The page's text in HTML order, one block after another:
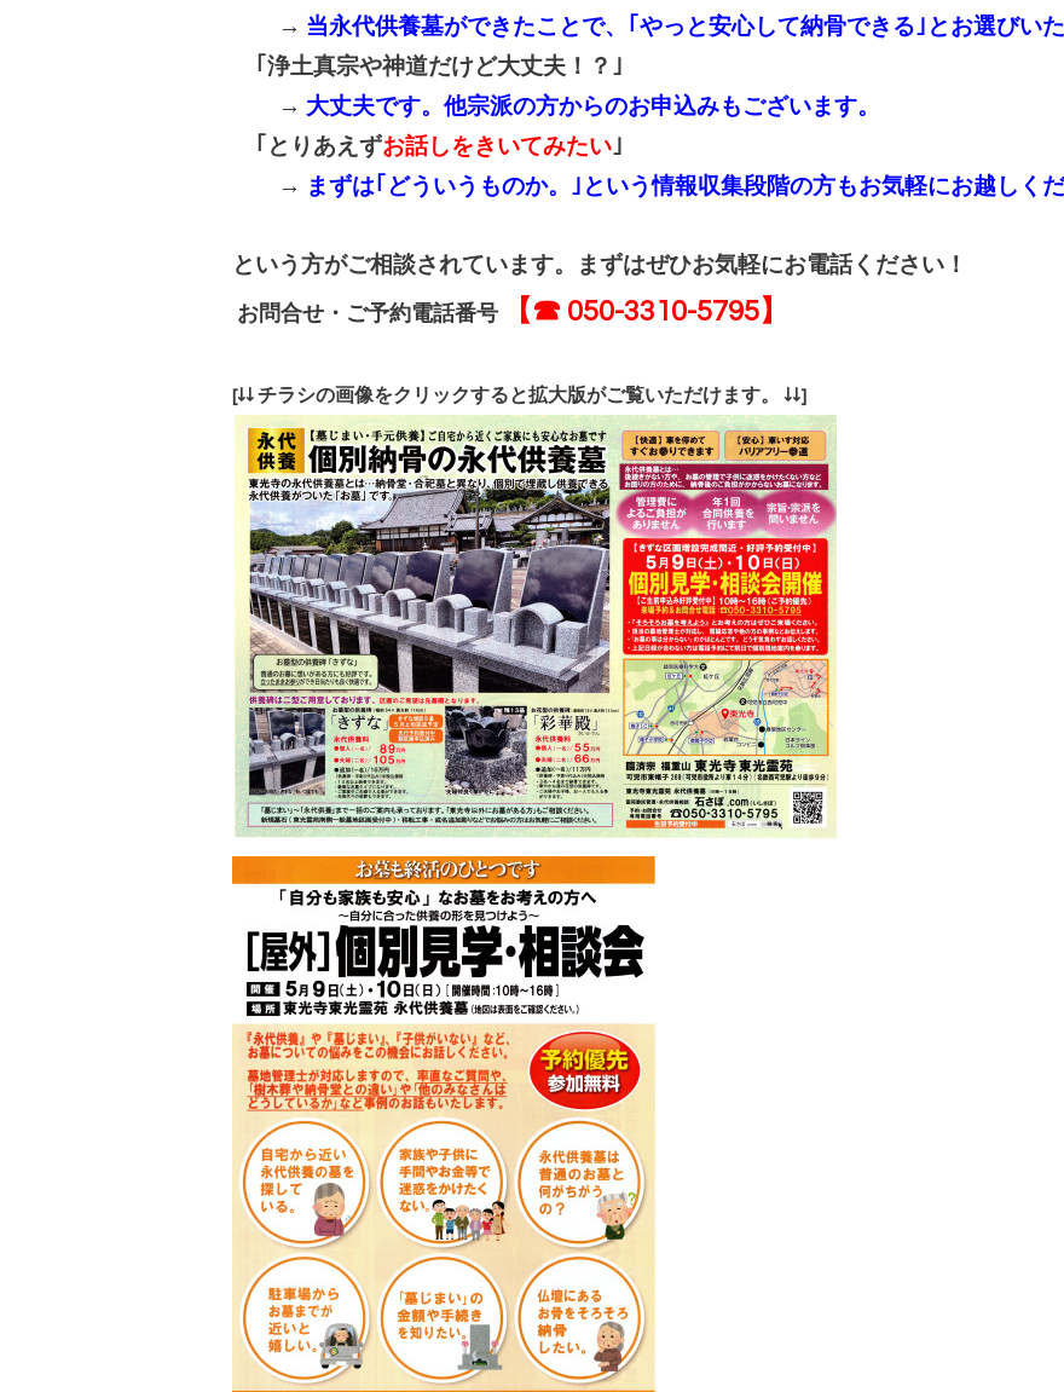
→ 当永代供養墓ができたことで、｢やっと安心して納骨できる｣とお選びい
｢浄土真宗や神道だけど大丈夫！？｣
→ 大丈夫です。他宗派の方からのお申込みもございます。
｢とりあえずお話しをきいてみたい｣
→ まずは｢どういうものか。｣という情報収集段階の方もお気軽にお越しくだ
という方がご相談されています。まずはぜひお気軽にお電話ください！
お問合せ・ご予約電話番号 【☎ 050-3310-5795】
[↓↓ チラシの画像をクリックすると拡大版がご覧いただけます。 ↓↓]